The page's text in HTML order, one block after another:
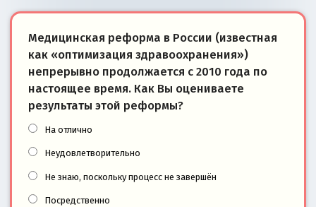
Медицинская реформа в России (известная
как «оптимизация здравоохранения»)
непрерывно продолжается с 2010 года по
настоящее время. Как Вы оцениваете
результаты этой реформы?
На отлично
Неудовлетворительно
Не знаю, поскольку процесс не завершён
Посредственно